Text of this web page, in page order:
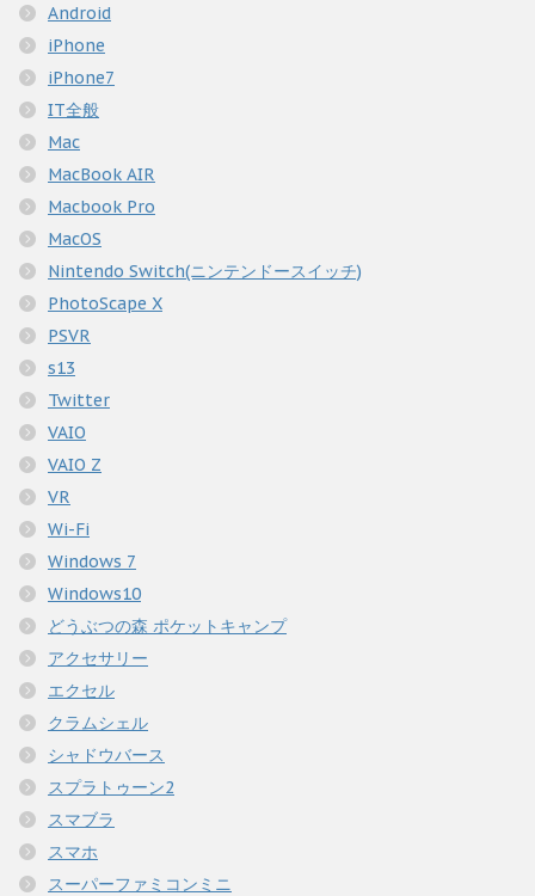
Android
iPhone
iPhone7
IT全般
Mac
MacBook AIR
Macbook Pro
MacOS
Nintendo Switch(ニンテンドースイッチ)
PhotoScape X
PSVR
s13
Twitter
VAIO
VAIO Z
VR
Wi-Fi
Windows 7
Windows10
どうぶつの森 ポケットキャンプ
アクセサリー
エクセル
クラムシェル
シャドウバース
スプラトゥーン2
スマブラ
スマホ
スーパーファミコンミニ